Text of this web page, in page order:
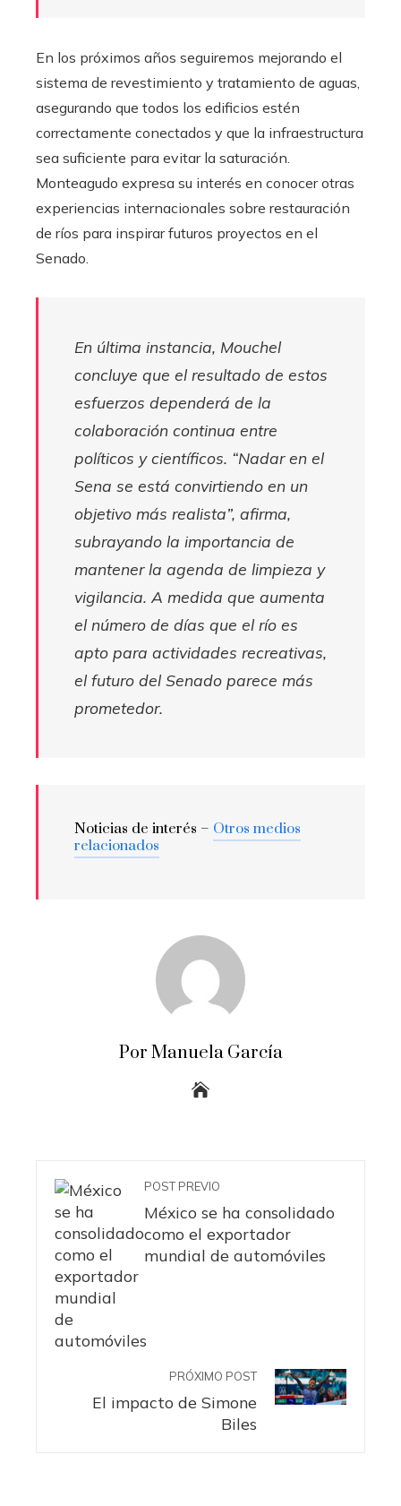
En los próximos años seguiremos mejorando el
sistema de revestimiento y tratamiento de aguas,
asegurando que todos los edificios estén
correctamente conectados y que la infraestructura
sea suficiente para evitar la saturación.
Monteagudo expresa su interés en conocer otras
experiencias internacionales sobre restauración
de ríos para inspirar futuros proyectos en el
Senado.
En última instancia, Mouchel
concluye que el resultado de estos
esfuerzos dependerá de la
colaboración continua entre
políticos y científicos. “Nadar en el
Sena se está convirtiendo en un
objetivo más realista”, afirma,
subrayando la importancia de
mantener la agenda de limpieza y
vigilancia. A medida que aumenta
el número de días que el río es
apto para actividades recreativas,
el futuro del Senado parece más
prometedor.
Noticias de interés – Otros medios
relacionados
Por Manuela García
POST PREVIO
México se ha consolidado
como el exportador
mundial de automóviles
PRÓXIMO POST
El impacto de Simone
Biles